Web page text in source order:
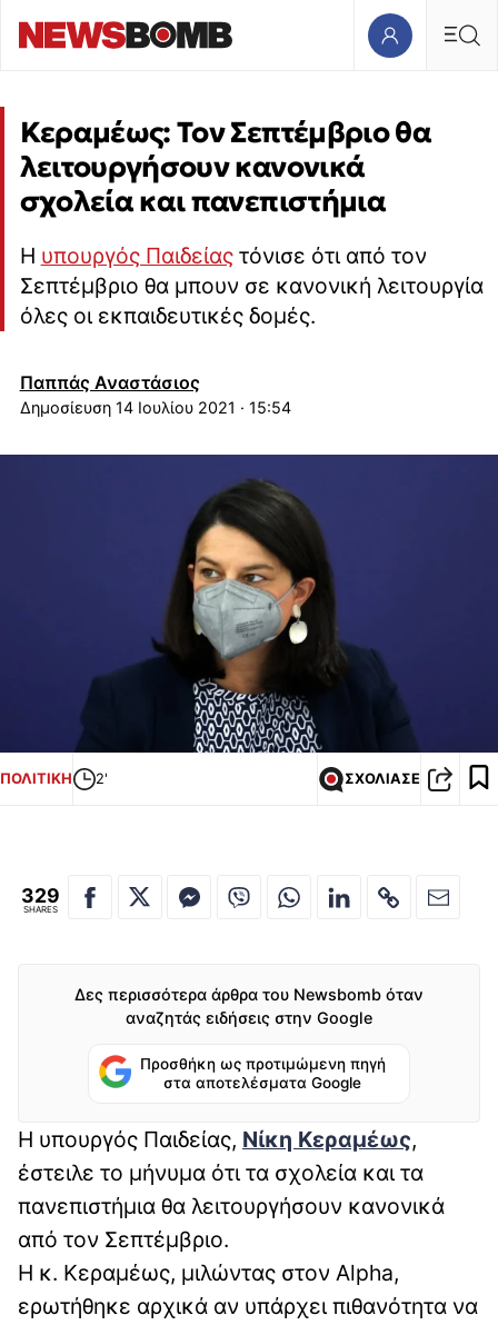
Κεραμέως: Τον Σεπτέμβριο θα
λειτουργήσουν κανονικά
σχολεία και πανεπιστήμια
Η υπουργός Παιδείαςτόνισε ότι από τον
Σεπτέμβριο θα μπουν σε κανονική λειτουργία
όλες οι εκπαιδευτικές δομές.
Παππάς Αναστάσιος
14 Ιουλίου 2021 · 15:54
ΠΟΛΙΤΙΚΗ 2' ΣΧΟΛΙΑΣΕ
329
SHARES
Δες περισσότερα άρθρα του Newsbomb όταν
αναζητάς ειδήσεις στην Google
Προσθήκη ως προτιμώμενη πηγή
στα αποτελέσματα Google
Η υπουργός Παιδείας, Νίκη Κεραμέως,
έστειλε το μήνυμα ότι τα σχολεία και τα
πανεπιστήμια θα λειτουργήσουν κανονικά
από τον Σεπτέμβριο.
H κ. Κεραμέως, μιλώντας στον Alpha,
ερωτήθηκε αρχικά αν υπάρχει πιθανότητα να